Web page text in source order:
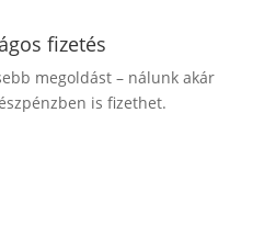
fizetés
megoldást – nálunk akár
is fizethet.